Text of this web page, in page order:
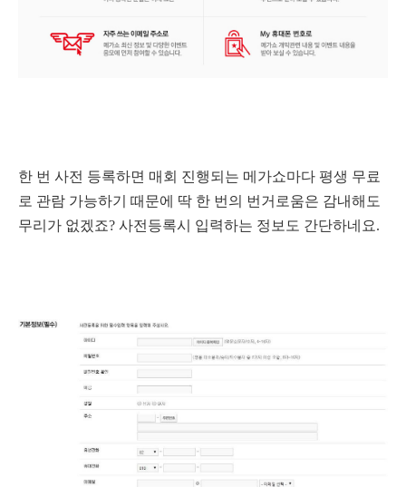
한 번 사전 등록하면 매회 진행되는 메가쇼마다 평생 무료
로 관람 가능하기 때문에 딱 한 번의 번거로움은 감내해도
무리가 없겠죠? 사전등록시 입력하는 정보도 간단하네요.